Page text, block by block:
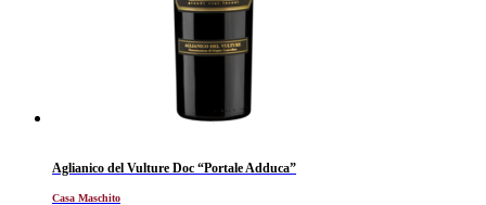
Aglianico del Vulture Doc “Portale Adduca”
Casa Maschito